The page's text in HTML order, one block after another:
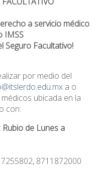
a servicio médico
IMSS
Seguro Facultativo!
por medio del
a o
ubicada en la
con:
de Lunes a
8711872000